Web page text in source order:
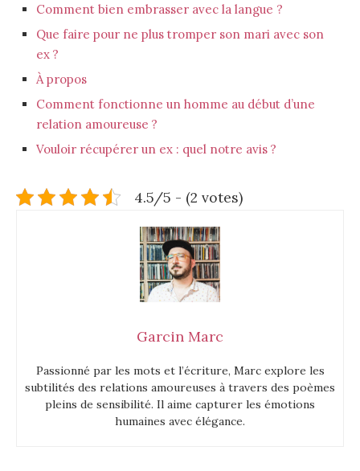
Comment bien embrasser avec la langue ?
Que faire pour ne plus tromper son mari avec son
ex ?
À propos
Comment fonctionne un homme au début d’une
relation amoureuse ?
Vouloir récupérer un ex : quel notre avis ?
4.5/5 - (2 votes)
Garcin Marc
Passionné par les mots et l’écriture, Marc explore les
subtilités des relations amoureuses à travers des poèmes
pleins de sensibilité. Il aime capturer les émotions
humaines avec élégance.